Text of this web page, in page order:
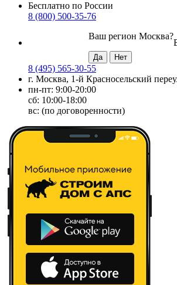
Бесплатно по России
8 (800) 500-35-76
Ваш регион Москва?
8 (495) 565-30-55
г. Москва, 1-й Красносельский
пн-пт: 9:00-20:00
сб: 10:00-18:00
вс: (по договоренности)